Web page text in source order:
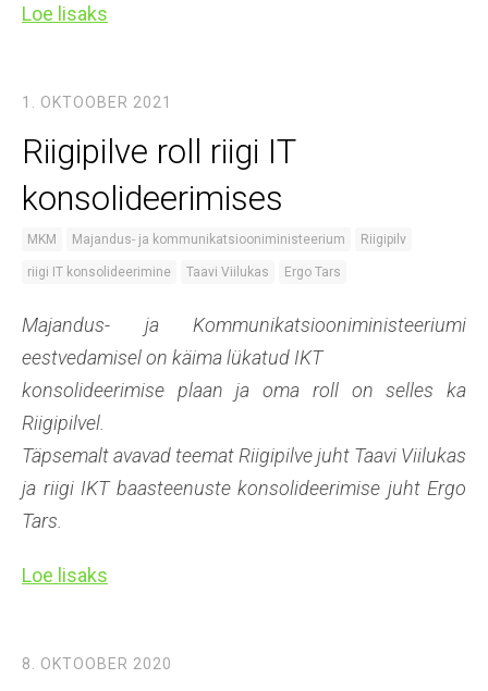
Loe lisaks
1. OKTOOBER 2021
Riigipilve roll riigi IT
konsolideerimises
MKM Majandus- ja kommunikatsiooniministeerium Riigipilv
riigi IT konsolideerimine Taavi Viilukas Ergo Tars
Majandus- ja Kommunikatsiooniministeeriumi
eestvedamisel on käima lükatud IKT
konsolideerimise plaan ja oma roll on selles ka
Riigipilvel.
Täpsemalt avavad teemat Riigipilve juht Taavi Viilukas
ja riigi IKT baasteenuste konsolideerimise juht Ergo
Tars.
Loe lisaks
8. OKTOOBER 2020